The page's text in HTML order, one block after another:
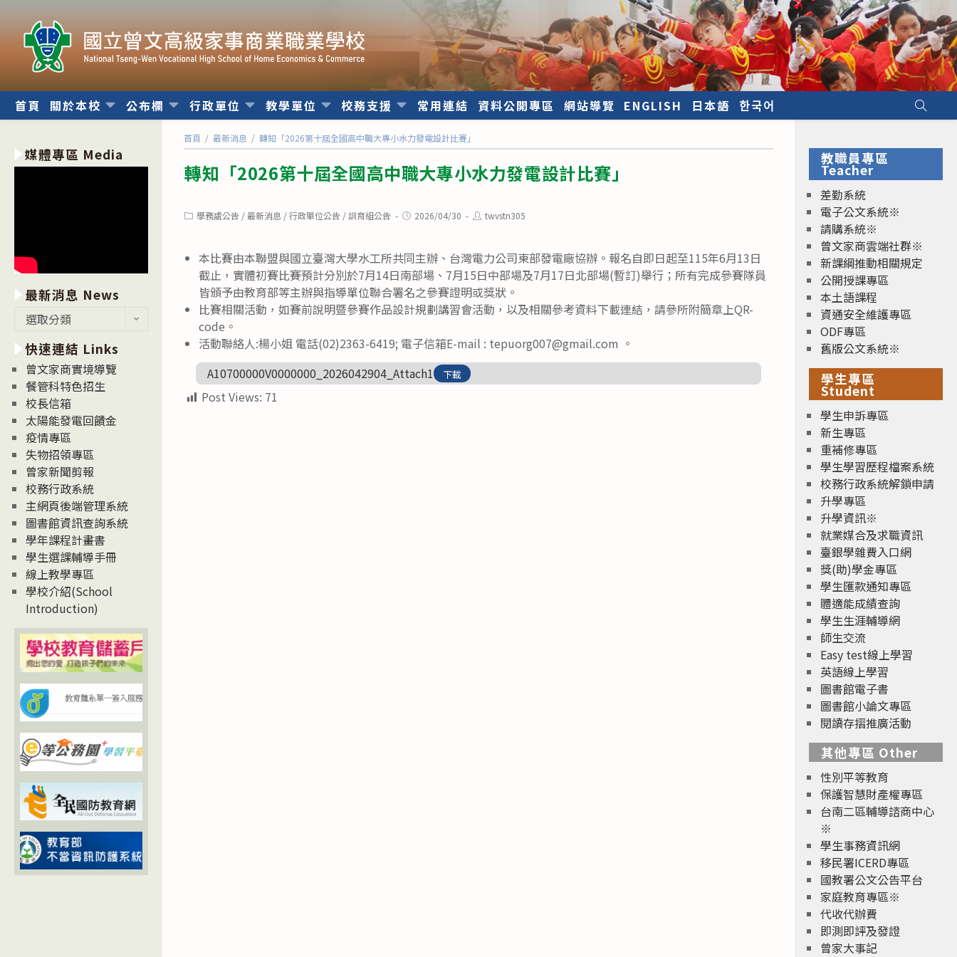
內
首頁 關於本校 公布欄 行政單位 教學單位 校務支援 常用連結 資料公開專區 網站導覽 ENGLISH 日本語 한국어
首頁 / 最新消息 / 轉知「2026第十屆全國高中職大專小水力發電設計比賽」
轉知「2026第十屆全國高中職大專小水力發電設計比賽」
Post學務處公告 / 最新消息 / 行政單位公告 / 訓育組公告
Post2026/04/30
Posttwvstn305
本比賽由本聯盟與國立臺灣大學水工所共同主辦、台灣電力公司東部發電廠協辦。報名自即日起至115年6月13日
截止，實體初賽比賽預計分別於7月14日南部場、7月15日中部場及7月17日北部場(暫訂)舉行；所有完成參賽隊員
皆頒予由教育部等主辦與指導單位聯合署名之參賽證明或獎狀。
比賽相關活動，如賽前說明暨參賽作品設計規劃講習會活動，以及相關參考資料下載連結，請參所附簡章上QR-
code。
活動聯絡人:楊小姐 電話(02)2363-6419; 電子信箱E-mail : tepuorg007@gmail.com 。
A10700000V0000000_2026042904_Attach1
下載
Post Views: 71
媒體專區 Media
最新消息 News
消
息
News
選取分類
快速連結 Links
曾文家商實境導覽
餐管科特色招生
校長信箱
太陽能發電回饋金
疫情專區
失物招領專區
曾家新聞剪報
校務行政系統
主網頁後端管理系統
圖書館資訊查詢系統
學年課程計畫書
學生選課輔導手冊
線上教學專區
學校介紹(School
Introduction)
教職員專區
Teacher
差勤系統
電子公文系統※
請購系統※
曾文家商雲端社群※
新課綱推動相關規定
公開授課專區
本土語課程
資通安全維護專區
ODF專區
舊版公文系統※
學生專區
Student
學生申訴專區
新生專區
重補修專區
學生學習歷程檔案系統
校務行政系統解鎖申請
升學專區
升學資訊※
就業媒合及求職資訊
臺銀學雜費入口網
獎(助)學金專區
學生匯款通知專區
體適能成績查詢
學生生涯輔導網
師生交流
Easy test線上學習
英語線上學習
圖書館電子書
圖書館小論文專區
閱讀存摺推廣活動
其他專區 Other
性別平等教育
保護智慧財產權專區
台南二區輔導諮商中心
※
學生事務資訊網
移民署ICERD專區
國教署公文公告平台
家庭教育專區※
代收代辦費
即測即評及發證
曾家大事記